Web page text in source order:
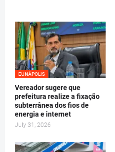
EUNÁPOLIS
Vereador sugere que
prefeitura realize a fixação
subterrânea dos fios de
energia e internet
July 31, 2026